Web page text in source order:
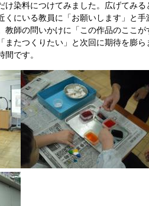
け染料につけてみました。広げてみ
くにいる教員に「お願いします」と
教師の問いかけに「この作品のここ
またつくりたい」と次回に期待を膨
です。